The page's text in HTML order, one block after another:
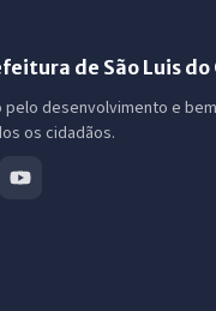
de São Luis do
pelo desenvolvimento e
os cidadãos.